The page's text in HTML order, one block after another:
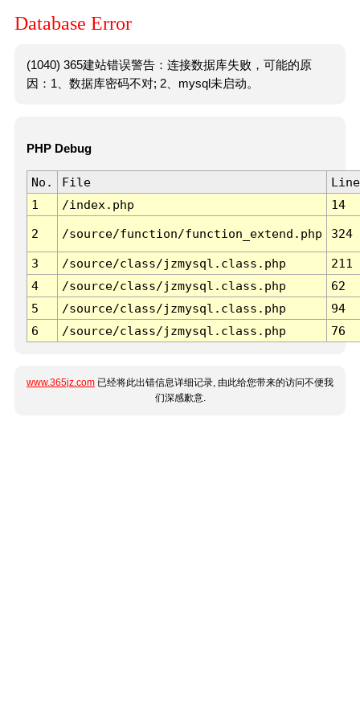
Database Error
(1040) 365建站错误警告：连接数据库失败，可能的原
因：1、数据库密码不对; 2、mysql未启动。
PHP Debug
No. File
Line
1
/index.php 14
2 /source/function/function_extend.php 324
3 /source/class/jzmysql.class.php
211
4
/source/class/jzmysql.class.php
62
5
/source/class/jzmysql.class.php
94
6
/source/class/jzmysql.class.php 76
www.365jz.com 已经将此出错信息详细记录, 由此给您带来的访问不便我
们深感歉意.